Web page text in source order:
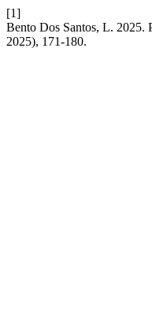
[1]
Bento Dos Santos, L. 2025.
2025), 171-180.